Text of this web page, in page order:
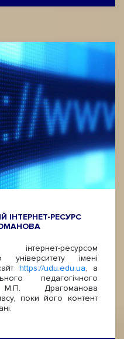
ІНТЕРНЕТ-РЕСУРС
ресурсом
університету імені
https://udu.edu.ua, а
педагогічного
М.П. Драгоманова
поки його контент